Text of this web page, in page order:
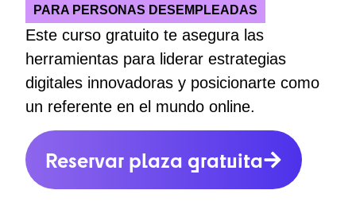
PARA PERSONAS DESEMPLEADAS
Este curso gratuito te asegura las
herramientas para liderar estrategias
digitales innovadoras y posicionarte como
un referente en el mundo online.
Reservar plaza gratuita